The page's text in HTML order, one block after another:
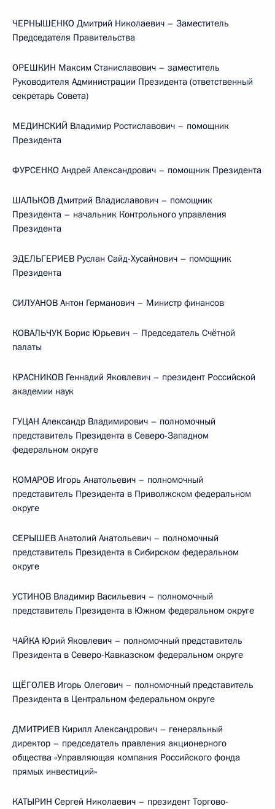
ЧЕРНЫШЕНКО Дмитрий Николаевич – Заместитель
Председателя Правительства
ОРЕШКИН Максим Станиславович – заместитель
Руководителя Администрации Президента (ответственный
секретарь Совета)
МЕДИНСКИЙ Владимир Ростиславович – помощник
Президента
ФУРСЕНКО Андрей Александрович – помощник Президента
ШАЛЬКОВ Дмитрий Владиславович – помощник
Президента – начальник Контрольного управления
Президента
ЭДЕЛЬГЕРИЕВ Руслан Сайд-Хусайнович – помощник
Президента
СИЛУАНОВ Антон Германович – Министр финансов
КОВАЛЬЧУК Борис Юрьевич – Председатель Счётной
палаты
КРАСНИКОВ Геннадий Яковлевич – президент Российской
академии наук
ГУЦАН Александр Владимирович – полномочный
представитель Президента в Северо-Западном
федеральном округе
КОМАРОВ Игорь Анатольевич – полномочный
представитель Президента в Приволжском федеральном
округе
СЕРЫШЕВ Анатолий Анатольевич – полномочный
представитель Президента в Сибирском федеральном
округе
УСТИНОВ Владимир Васильевич – полномочный
представитель Президента в Южном федеральном округе
ЧАЙКА Юрий Яковлевич – полномочный представитель
Президента в Северо-Кавказском федеральном округе
ЩЁГОЛЕВ Игорь Олегович – полномочный представитель
Президента в Центральном федеральном округе
ДМИТРИЕВ Кирилл Александрович – генеральный
директор – председатель правления акционерного
общества «Управляющая компания Российского фонда
прямых инвестиций»
КАТЫРИН Сергей Николаевич – президент Торгово-